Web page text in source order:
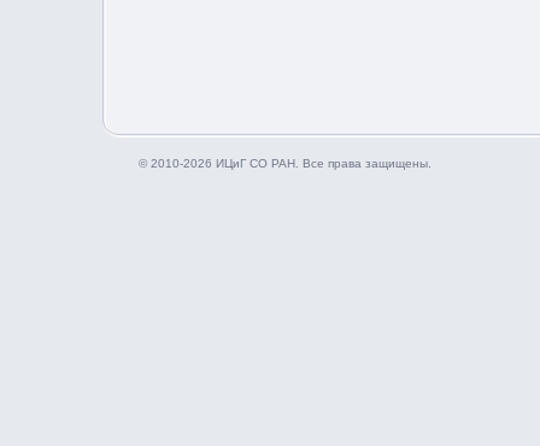
© 2010-2026 ИЦиГ СО РАН. Все права защищены.